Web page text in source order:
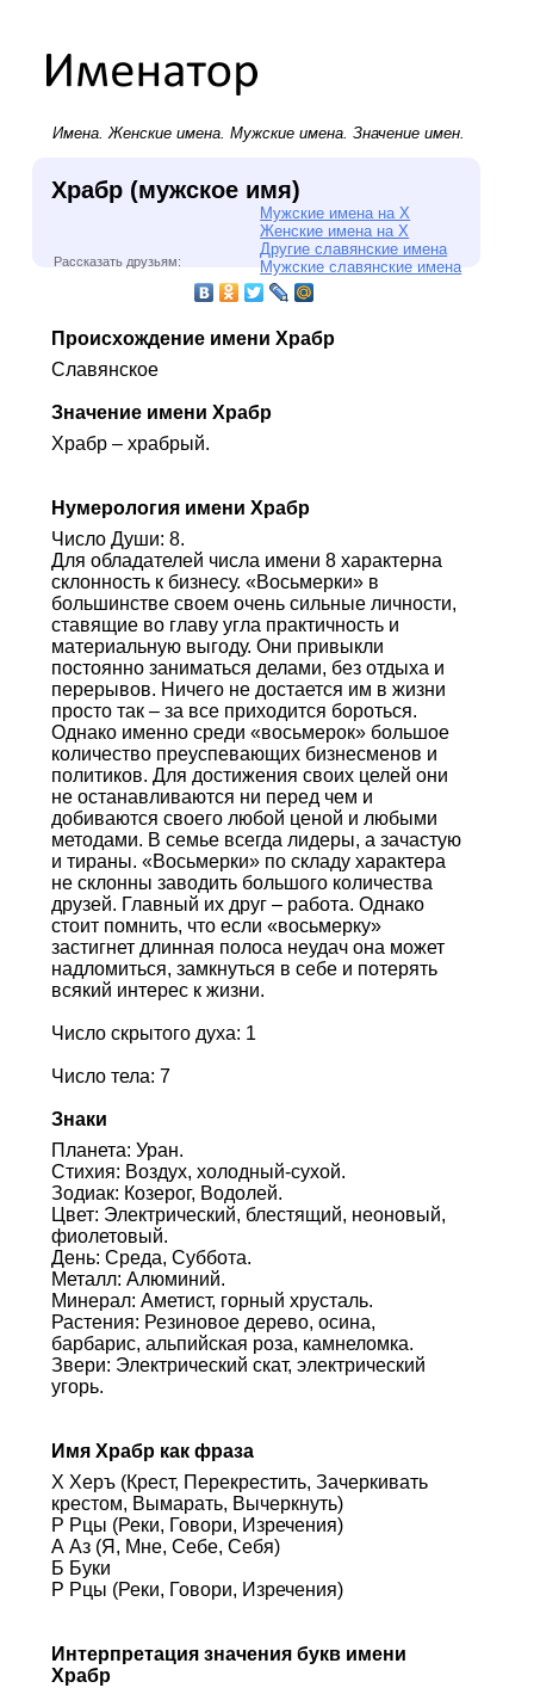
Имена.Женские имена. Мужские имена. Значение имен.
Храбр (мужское имя)
Мужские имена на Х
Женские имена на Х
Другие славянские имена
Мужские славянские имена
Рассказать друзьям:
Происхождение имени Храбр
Славянское
Значение имени Храбр
Храбр – храбрый.
Нумерология имени Храбр
Число Души: 8.
Для обладателей числа имени 8 характерна
склонность к бизнесу. «Восьмерки» в
большинстве своем очень сильные личности,
ставящие во главу угла практичность и
материальную выгоду. Они привыкли
постоянно заниматься делами, без отдыха и
перерывов. Ничего не достается им в жизни
просто так – за все приходится бороться.
Однако именно среди «восьмерок» большое
количество преуспевающих бизнесменов и
политиков. Для достижения своих целей они
не останавливаются ни перед чем и
добиваются своего любой ценой и любыми
методами. В семье всегда лидеры, а зачастую
и тираны. «Восьмерки» по складу характера
не склонны заводить большого количества
друзей. Главный их друг – работа. Однако
стоит помнить, что если «восьмерку»
застигнет длинная полоса неудач она может
надломиться, замкнуться в себе и потерять
всякий интерес к жизни.
Число скрытого духа: 1
Число тела: 7
Знаки
Планета: Уран.
Стихия: Воздух, холодный-сухой.
Зодиак: Козерог, Водолей.
Цвет: Электрический, блестящий, неоновый,
фиолетовый.
День: Среда, Суббота.
Металл: Алюминий.
Минерал: Аметист, горный хрусталь.
Растения: Резиновое дерево, осина,
барбарис, альпийская роза, камнеломка.
Звери: Электрический скат, электрический
угорь.
Имя Храбр как фраза
Х Херъ (Крест, Перекрестить, Зачеркивать
крестом, Вымарать, Вычеркнуть)
Р Рцы (Реки, Говори, Изречения)
А Аз (Я, Мне, Себе, Себя)
Б Буки
Р Рцы (Реки, Говори, Изречения)
Интерпретация значения букв имени
Храбр